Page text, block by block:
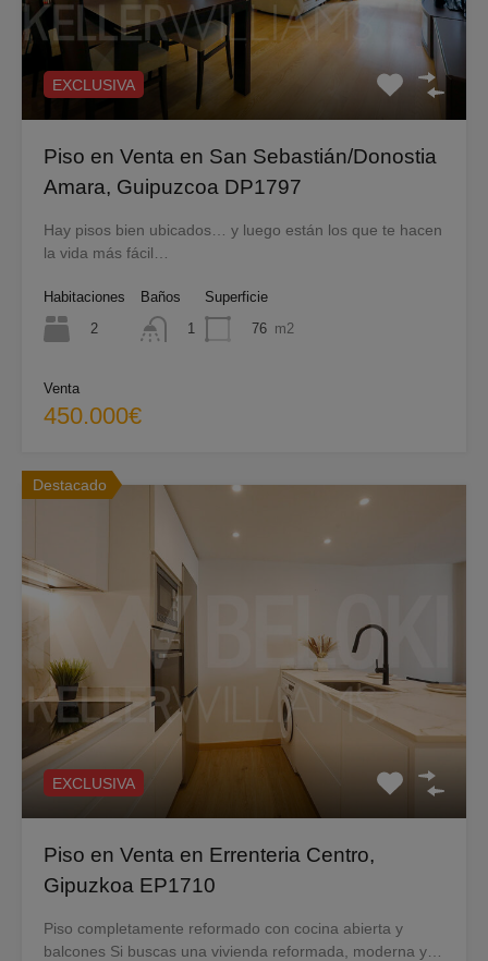
EXCLUSIVA
Piso en Venta en San Sebastián/Donostia
Amara, Guipuzcoa DP1797
Hay pisos bien ubicados… y luego están los que te hacen
la vida más fácil…
Habitaciones
2
Baños
1
Superficie
76 m2
Venta
450.000€
Destacado
EXCLUSIVA
Piso en Venta en Errenteria Centro,
Gipuzkoa EP1710
Piso completamente reformado con cocina abierta y
balcones Si buscas una vivienda reformada, moderna y…